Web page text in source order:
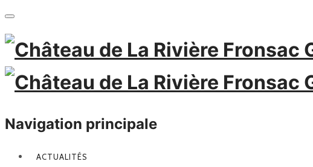
Navigation principale
ACTUALITÉS